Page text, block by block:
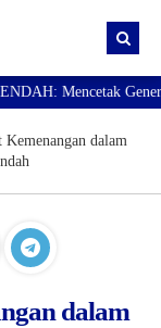
Mencetak
Kemenangan dalam
dalam